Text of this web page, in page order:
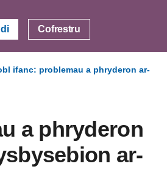
Cofrestru
ifanc: problemau a phryderon ar-
a phryderon
ar-